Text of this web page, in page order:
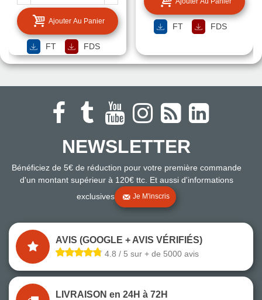
Ajouter Au Panier
FT FDS
FT FDS
NEWSLETTER
Bénéficiez de 5€ de réduction pour votre première commande
d'un montant supérieur à 120€ ttc. Et aussi d'informations
exclusives
Je M'inscris
AVIS (GOOGLE + AVIS VÉRIFIÉS)
4.8 / 5 sur + de 5000 avis
LIVRAISON en 24H à 72H